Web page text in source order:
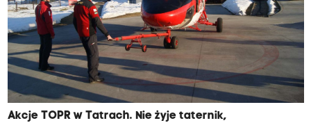
Akcje TOPR w Tatrach. Nie żyje taternik,